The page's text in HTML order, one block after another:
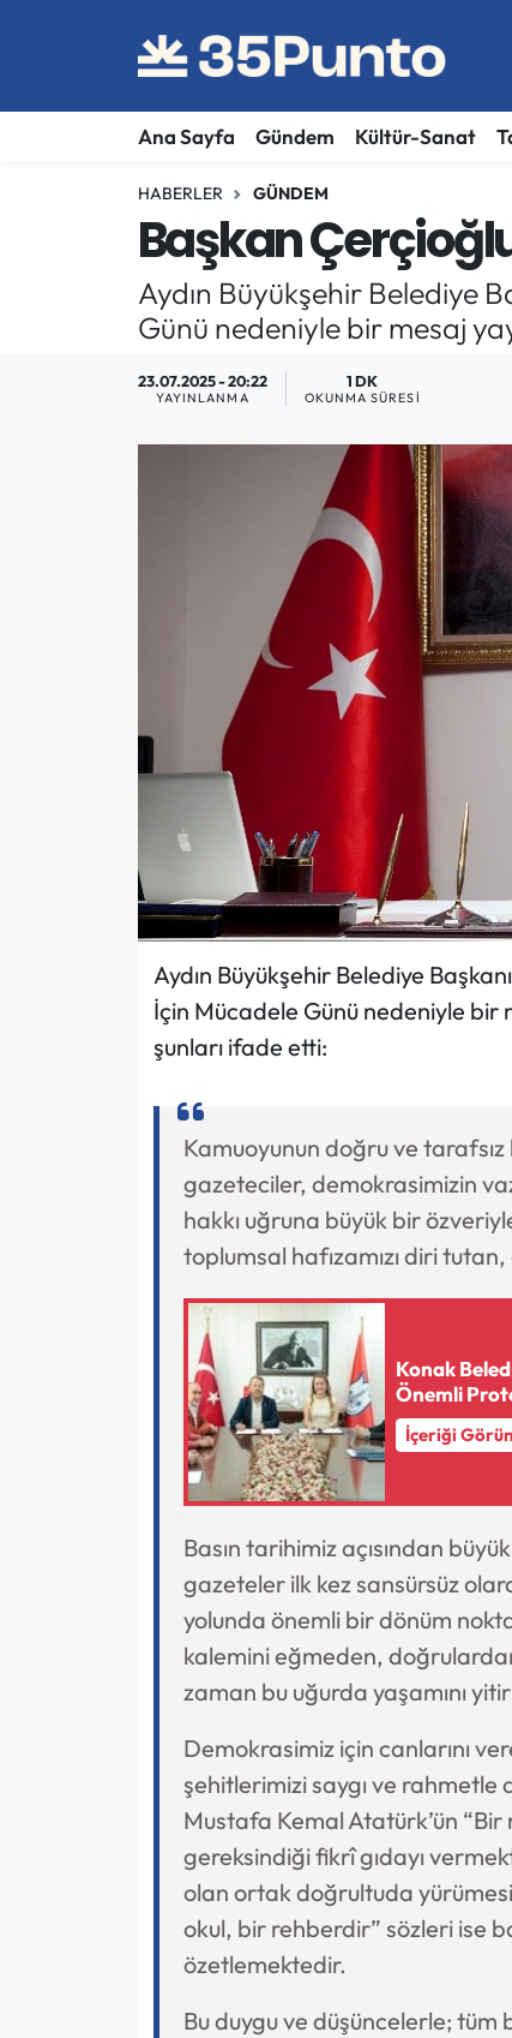
Ana Sayfa Gündem Kültür-Sanat
HABERLER GÜNDEM
Başkan
Aydın Büyükşehir Belediye
Günü nedeniyle bir mesaj
23.07.2025 - 20:22
YAYINLANMA
1 DK
OKUNMA SÜRESI
Aydın Büyükşehir Belediye
İçin Mücadele Günü nedeniyle bir
şunları ifade etti:
Kamuoyunun doğru ve
gazeteciler, demokrasimizin
hakkı uğruna büyük bir
toplumsal hafızamızı diri
Konak
Önemli
İçeriği
Basın tarihimiz açısından
gazeteler ilk kez sansürsüz
yolunda önemli bir dönüm
kalemini eğmeden,
zaman bu uğurda yaşamını
Demokrasimiz için canlarını
şehitlerimizi saygı ve rahmetle
Mustafa Kemal Atatürk’ün
gereksindiği fikrî gıdayı
olan ortak doğrultuda
okul, bir rehberdir” sözleri ise
özetlemektedir.
Bu duygu ve düşüncelerle; tüm